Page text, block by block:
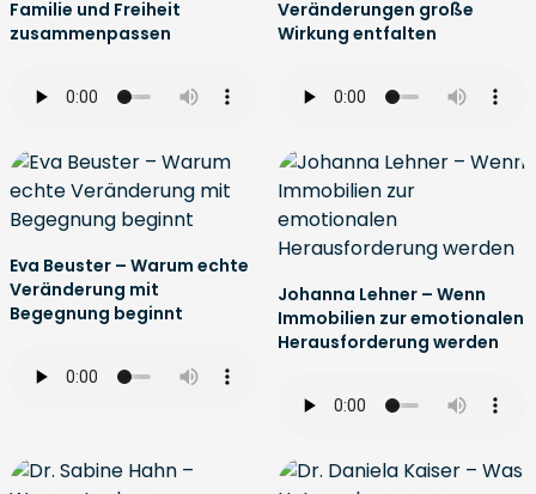
Familie und Freiheit
zusammenpassen
Veränderungen große
Wirkung entfalten
Eva Beuster – Warum echte
Veränderung mit
Begegnung beginnt
Johanna Lehner – Wenn
Immobilien zur emotionalen
Herausforderung werden